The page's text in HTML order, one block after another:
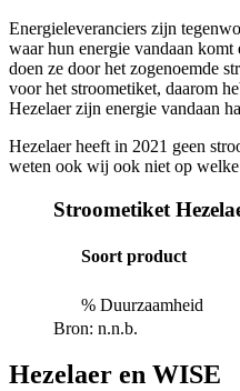
Energieleveranciers zijn
waar hun energie vandaan
doen ze door het zogenoemde
voor het stroometiket, daarom
Hezelaer zijn energie vandaan
Hezelaer heeft in 2021 geen
weten ook wij ook niet op
Stroometiket
Soort product
% Duurzaamheid
Bron: n.n.b.
Hezelaer en WISE